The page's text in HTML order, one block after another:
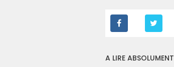
A LIRE ABSOLUMENT